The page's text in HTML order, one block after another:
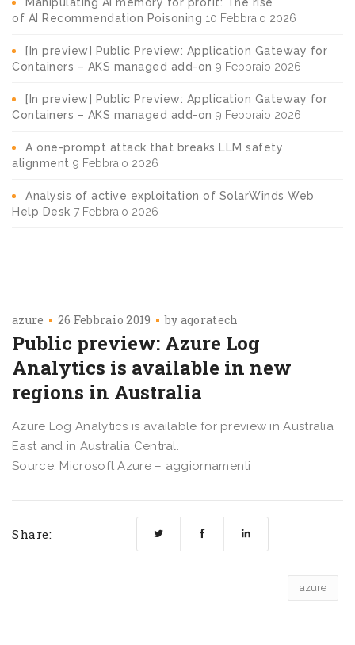
of AI Recommendation Poisoning 10 Febbraio 2026
[In preview] Public Preview: Application Gateway for
Containers – AKS managed add-on 9 Febbraio 2026
[In preview] Public Preview: Application Gateway for
Containers – AKS managed add-on 9 Febbraio 2026
A one-prompt attack that breaks LLM safety
alignment 9 Febbraio 2026
Analysis of active exploitation of SolarWinds Web
Help Desk 7 Febbraio 2026
azure 26 Febbraio 2019 by agoratech
Public preview: Azure Log
Analytics is available in new
regions in Australia
Azure Log Analytics is available for preview in Australia
East and in Australia Central.
Source: Microsoft Azure – aggiornamenti
Share:
azure